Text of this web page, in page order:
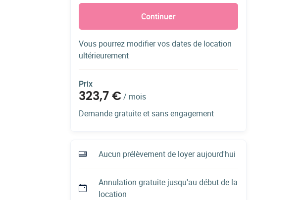
Continuer
Vous pourrez modifier vos dates de location
ultérieurement
Prix
323,7 €/ mois
Demande gratuite et sans engagement
Aucun prélèvement de loyer aujourd'hui
Annulation gratuite jusqu'au début de la
location